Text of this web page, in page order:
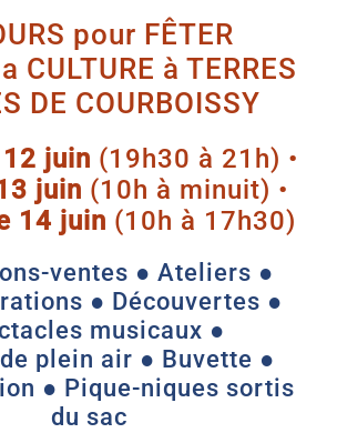
pour FÊTER
CULTURE à TERRES
DE COURBOISSY
juin (19h30 à 21h) •
juin (10h à minuit) •
14 juin (10h à 17h30)
ventes ● Ateliers ●
● Découvertes ●
musicaux ●
plein air ● Buvette ●
● Pique-niques sortis
du sac